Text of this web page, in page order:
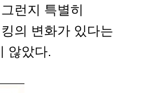
런지 특별히
의 변화가 있다는
않았다.